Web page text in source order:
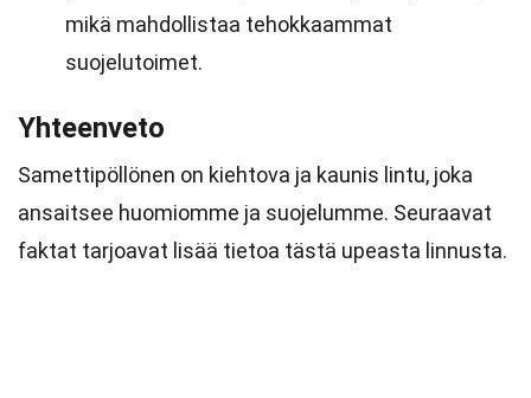
mikä mahdollistaa tehokkaammat
suojelutoimet.
Yhteenveto
Samettipöllönen on kiehtova ja kaunis lintu, joka
ansaitsee huomiomme ja suojelumme. Seuraavat
faktat tarjoavat lisää tietoa tästä upeasta linnusta.